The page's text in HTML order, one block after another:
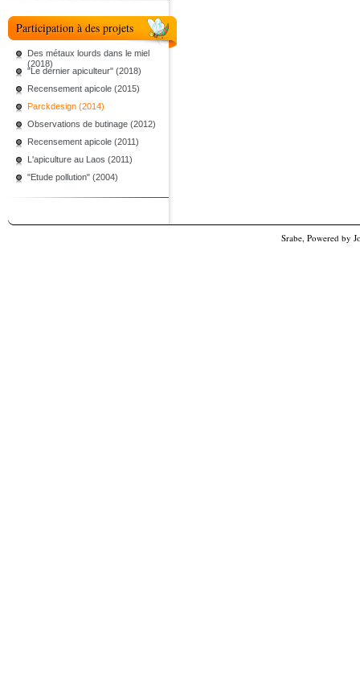
Participation à des projets
Des métaux lourds dans le miel
(2018)
"Le dernier apiculteur" (2018)
Recensement apicole (2015)
Parckdesign (2014)
Observations de butinage (2012)
Recensement apicole (2011)
L'apiculture au Laos (2011)
"Etude pollution" (2004)
Srabe, Powered by